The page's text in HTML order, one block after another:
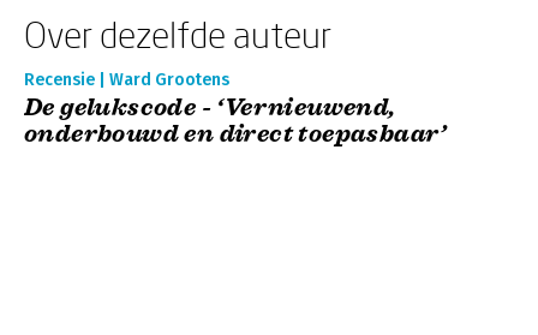
Over dezelfde auteur
Recensie | Ward Grootens
De gelukscode - ‘Vernieuwend,
onderbouwd en direct toepasbaar’